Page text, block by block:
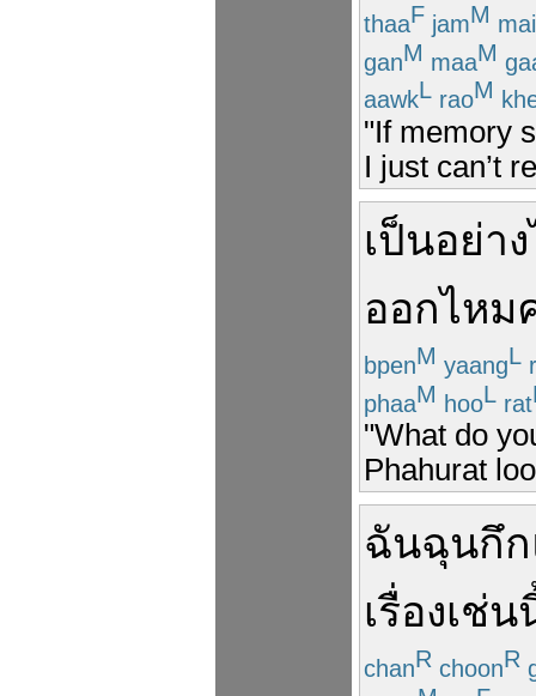
thaaF jamM mai
ganM maaM
aawkL raoM
"If memory
I just can’t
เป็นอย่า
ออกไหม
bpenM yaangL
phaaM hooL rat
"What do
Phahurat
ฉันฉุนกึก
เรื่องเช่น
chanR choonR